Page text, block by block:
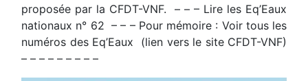
proposée par la CFDT-VNF. – – – Lire les Eq’Eaux
nationaux n° 62 – – – Pour mémoire : Voir tous les
numéros des Eq’Eaux (lien vers le site CFDT-VNF)
– – – – – – – – –